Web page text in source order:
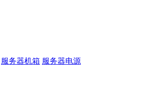
服务器机箱 服务器电源